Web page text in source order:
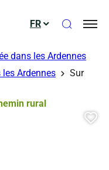
FR Ouvrir
dans les Ardennes
Ardennes
Sur
de soleil chemin rural, ©